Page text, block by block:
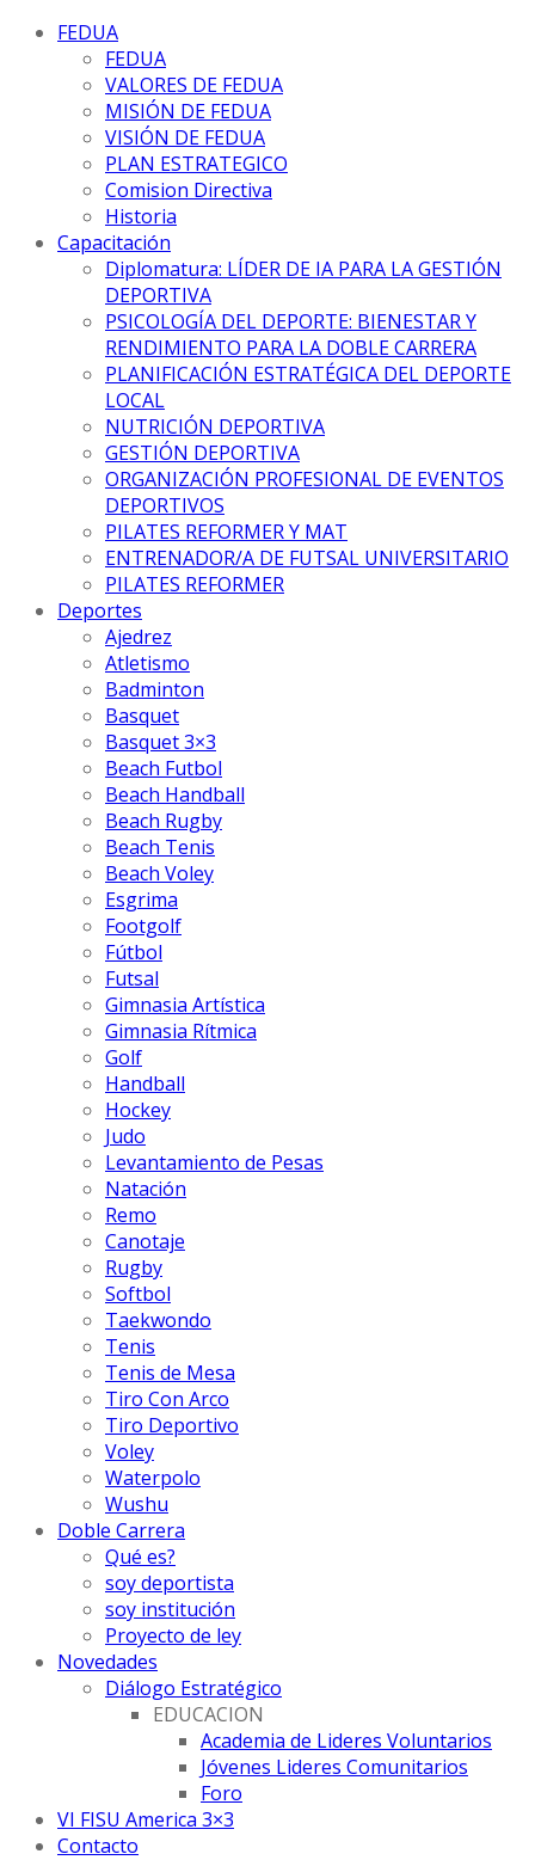
FEDUA
FEDUA
VALORES DE FEDUA
MISIÓN DE FEDUA
VISIÓN DE FEDUA
PLAN ESTRATEGICO
Comision Directiva
Historia
Capacitación
Diplomatura: LÍDER DE IA PARA LA GESTIÓN
DEPORTIVA
PSICOLOGÍA DEL DEPORTE: BIENESTAR Y
RENDIMIENTO PARA LA DOBLE CARRERA
PLANIFICACIÓN ESTRATÉGICA DEL DEPORTE
LOCAL
NUTRICIÓN DEPORTIVA
GESTIÓN DEPORTIVA
ORGANIZACIÓN PROFESIONAL DE EVENTOS
DEPORTIVOS
PILATES REFORMER Y MAT
ENTRENADOR/A DE FUTSAL UNIVERSITARIO
PILATES REFORMER
Deportes
Ajedrez
Atletismo
Badminton
Basquet
Basquet 3×3
Beach Futbol
Beach Handball
Beach Rugby
Beach Tenis
Beach Voley
Esgrima
Footgolf
Fútbol
Futsal
Gimnasia Artística
Gimnasia Rítmica
Golf
Handball
Hockey
Judo
Levantamiento de Pesas
Natación
Remo
Canotaje
Rugby
Softbol
Taekwondo
Tenis
Tenis de Mesa
Tiro Con Arco
Tiro Deportivo
Voley
Waterpolo
Wushu
Doble Carrera
Qué es?
soy deportista
soy institución
Proyecto de ley
Novedades
Diálogo Estratégico
EDUCACION
Academia de Lideres Voluntarios
Jóvenes Lideres Comunitarios
Foro
VI FISU America 3×3
Contacto